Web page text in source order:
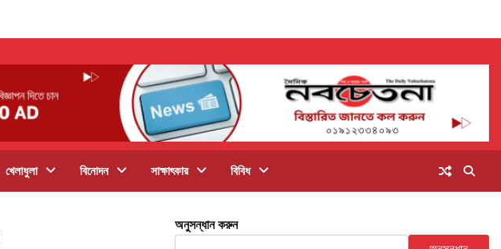
খেলাধুলা বিনোদন সাক্ষাৎকার বিবিধ
অনুসন্ধান করুন